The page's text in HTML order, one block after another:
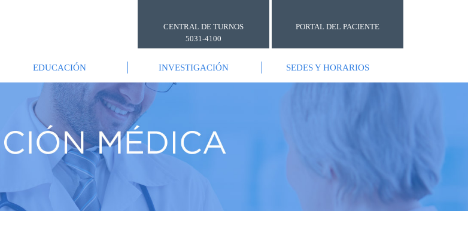
CENTRAL DE TURNOS
5031-4100
PORTAL DEL PACIENTE
EDUCACIÓN INVESTIGACIÓN SEDES Y HORARIOS